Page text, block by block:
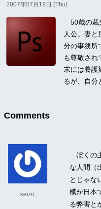
2007年07月19日 (Thu)
50歳の裁
人公。妻と
分の事務所
も尊敬され
末には養護
るが、自分
Comments
keizo
ぼくの
な人間（
とじゃな
模が日本
る弊害と